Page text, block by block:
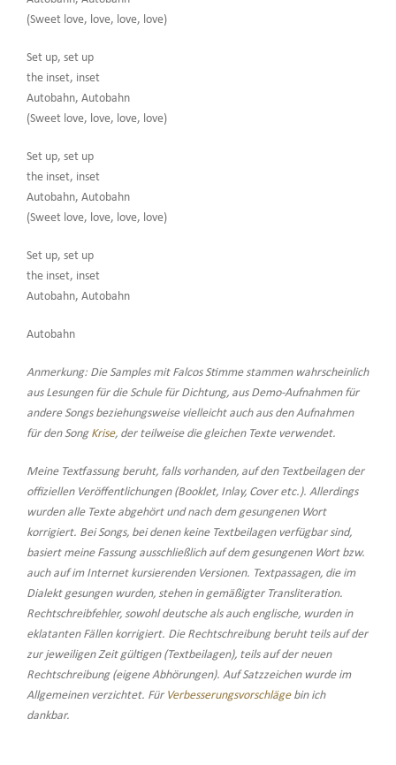
(Sweet love, love, love, love)
Set up, set up
the inset, inset
Autobahn, Autobahn
(Sweet love, love, love, love)
Set up, set up
the inset, inset
Autobahn, Autobahn
(Sweet love, love, love, love)
Set up, set up
the inset, inset
Autobahn, Autobahn
Autobahn
Anmerkung: Die Samples mit Falcos Stimme stammen wahrscheinlich
aus Lesungen für die Schule für Dichtung, aus Demo-Aufnahmen für
andere Songs beziehungsweise vielleicht auch aus den Aufnahmen
für den Song Krise, der teilweise die gleichen Texte verwendet.
Meine Textfassung beruht, falls vorhanden, auf den Textbeilagen der
offiziellen Veröffentlichungen (Booklet, Inlay, Cover etc.). Allerdings
wurden alle Texte abgehört und nach dem gesungenen Wort
korrigiert. Bei Songs, bei denen keine Textbeilagen verfügbar sind,
basiert meine Fassung ausschließlich auf dem gesungenen Wort bzw.
auch auf im Internet kursierenden Versionen. Textpassagen, die im
Dialekt gesungen wurden, stehen in gemäßigter Transliteration.
Rechtschreibfehler, sowohl deutsche als auch englische, wurden in
eklatanten Fällen korrigiert. Die Rechtschreibung beruht teils auf der
zur jeweiligen Zeit gültigen (Textbeilagen), teils auf der neuen
Rechtschreibung (eigene Abhörungen). Auf Satzzeichen wurde im
Allgemeinen verzichtet. Für Verbesserungsvorschlägebin ich
dankbar.